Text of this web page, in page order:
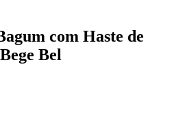
com Haste de
Bel